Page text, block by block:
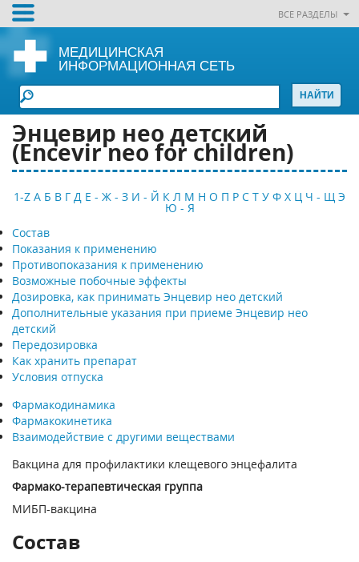
ВСЕ РАЗДЕЛЫ
МЕДИЦИНСКАЯ
ИНФОРМАЦИОННАЯ СЕТЬ
Энцевир нео детский
(Еncevir neo for children)
1-Z А Б В Г Д Е - Ж - З И - Й К Л М Н О П Р С Т У Ф Х Ц Ч - Щ Э
Ю - Я
Состав
Показания к применению
Противопоказания к применению
Возможные побочные эффекты
Дозировка, как принимать Энцевир нео детский
Дополнительные указания при приеме Энцевир нео
детский
Передозировка
Как хранить препарат
Условия отпуска
Фармакодинамика
Фармакокинетика
Взаимодействие с другими веществами
Вакцина для профилактики клещевого энцефалита
Фармако-терапевтическая группа
МИБП-вакцина
Состав